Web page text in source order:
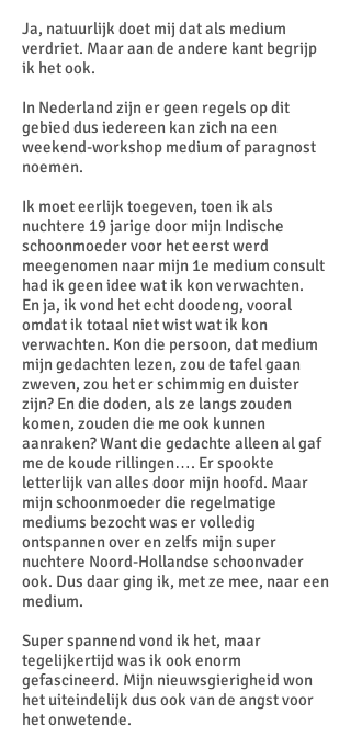
Ja, natuurlijk doet mij dat als medium
verdriet. Maar aan de andere kant begrijp
ik het ook.
In Nederland zijn er geen regels op dit
gebied dus iedereen kan zich na een
weekend-workshop medium of paragnost
noemen.
Ik moet eerlijk toegeven, toen ik als
nuchtere 19 jarige door mijn Indische
schoonmoeder voor het eerst werd
meegenomen naar mijn 1e medium consult
had ik geen idee wat ik kon verwachten.
En ja, ik vond het echt doodeng, vooral
omdat ik totaal niet wist wat ik kon
verwachten. Kon die persoon, dat medium
mijn gedachten lezen, zou de tafel gaan
zweven, zou het er schimmig en duister
zijn? En die doden, als ze langs zouden
komen, zouden die me ook kunnen
aanraken? Want die gedachte alleen al gaf
me de koude rillingen…. Er spookte
letterlijk van alles door mijn hoofd. Maar
mijn schoonmoeder die regelmatige
mediums bezocht was er volledig
ontspannen over en zelfs mijn super
nuchtere Noord-Hollandse schoonvader
ook. Dus daar ging ik, met ze mee, naar een
medium.
Super spannend vond ik het, maar
tegelijkertijd was ik ook enorm
gefascineerd. Mijn nieuwsgierigheid won
het uiteindelijk dus ook van de angst voor
het onwetende.